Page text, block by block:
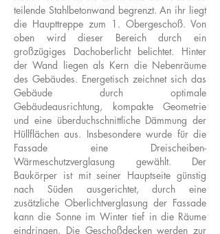
teilende Stahlbetonwand begrenzt. An ihr liegt
die Haupttreppe zum 1. Obergeschoß. Von
oben wird dieser Bereich durch ein
großzügiges Dachoberlicht belichtet. Hinter
der Wand liegen als Kern die Nebenräume
des Gebäudes. Energetisch zeichnet sich das
Gebäude durch optimale
Gebäudeausrichtung, kompakte Geometrie
und eine überduchschnittliche Dämmung der
Hüllflächen aus. Insbesondere wurde für die
Fassade eine Dreischeiben-
Wärmeschutzverglasung gewählt. Der
Baukörper ist mit seiner Hauptseite günstig
nach Süden ausgerichtet, durch eine
zusätzliche Oberlichtverglasung der Fassade
kann die Sonne im Winter tief in die Räume
eindringen. Die Geschoßdecken werden zur